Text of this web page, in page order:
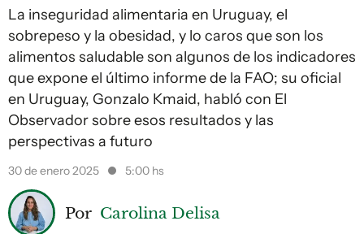
La inseguridad alimentaria en Uruguay, el
sobrepeso y la obesidad, y lo caros que son los
alimentos saludable son algunos de los indicadores
que expone el último informe de la FAO; su oficial
en Uruguay, Gonzalo Kmaid, habló con El
Observador sobre esos resultados y las
perspectivas a futuro
30 de enero 2025 5:00 hs
Por Carolina Delisa